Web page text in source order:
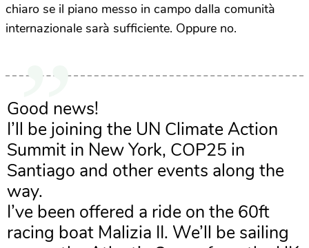
chiaro se il piano messo in campo dalla comunità
internazionale sarà sufficiente. Oppure no.
Good news!
I’ll be joining the UN Climate Action
Summit in New York, COP25 in
Santiago and other events along the
way.
I’ve been offered a ride on the 60ft
racing boat Malizia II. We’ll be sailing